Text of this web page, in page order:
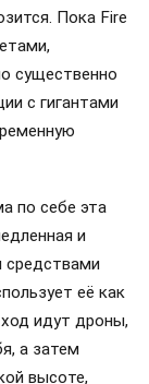
Пока Fire
существенно
с гигантами
по себе эта
и
её как
идут дроны,
а затем
высоте,